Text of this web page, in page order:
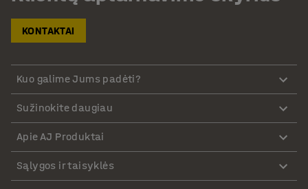
KONTAKTAI
Kuo galime Jums padėti?
Sužinokite daugiau
Apie AJ Produktai
Sąlygos ir taisyklės